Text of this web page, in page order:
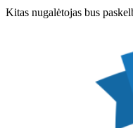
Kitas nugalėtojas bus